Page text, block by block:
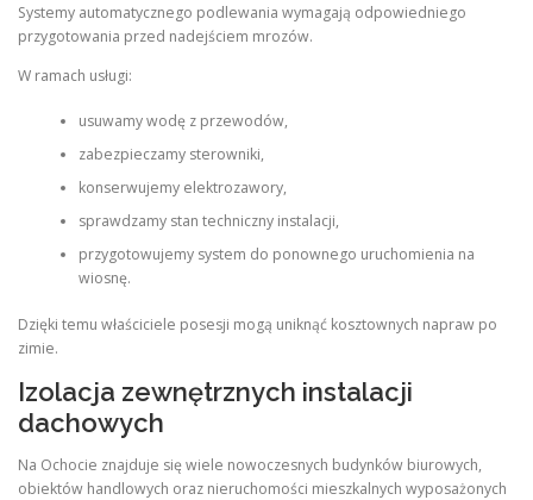
Systemy automatycznego podlewania wymagają odpowiedniego
przygotowania przed nadejściem mrozów.
W ramach usługi:
usuwamy wodę z przewodów,
zabezpieczamy sterowniki,
konserwujemy elektrozawory,
sprawdzamy stan techniczny instalacji,
przygotowujemy system do ponownego uruchomienia na
wiosnę.
Dzięki temu właściciele posesji mogą uniknąć kosztownych napraw po
zimie.
Izolacja zewnętrznych instalacji
dachowych
Na Ochocie znajduje się wiele nowoczesnych budynków biurowych,
obiektów handlowych oraz nieruchomości mieszkalnych wyposażonych